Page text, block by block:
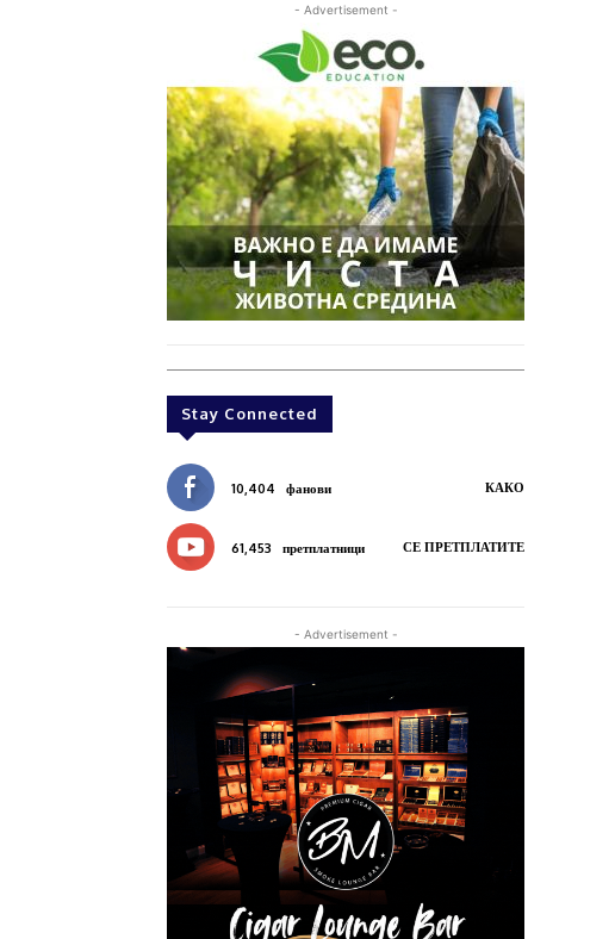
- Advertisement -
Stay Connected
10,404 фанови КАКО
61,453 претплатници СЕ ПРЕТПЛАТИТЕ
- Advertisement -